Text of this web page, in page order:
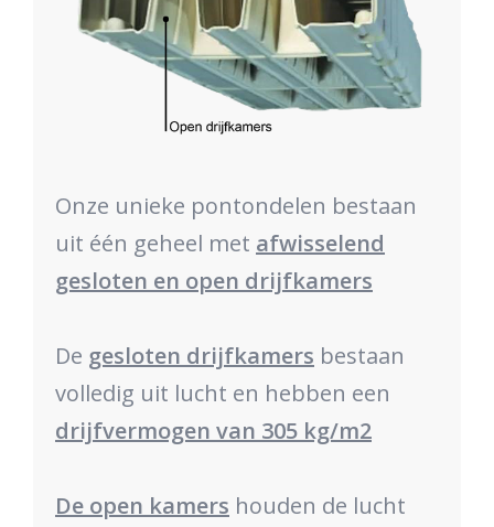
Onze unieke pontondelen bestaan
uit één geheel met afwisselend
gesloten en open drijfkamers
De gesloten drijfkamers bestaan
volledig uit lucht en hebben een
drijfvermogen van 305 kg/m2
De open kamers houden de lucht